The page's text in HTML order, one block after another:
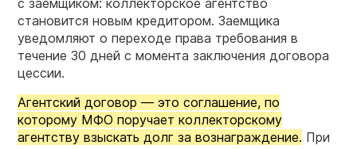
с заемщиком: коллекторское агентство
становится новым кредитором. Заемщика
уведомляют о переходе права требования в
течение 30 дней с момента заключения договора
цессии.
Агентский договор — это соглашение, по
которому МФО поручает коллекторскому
агентству взыскать долг за вознаграждение. При